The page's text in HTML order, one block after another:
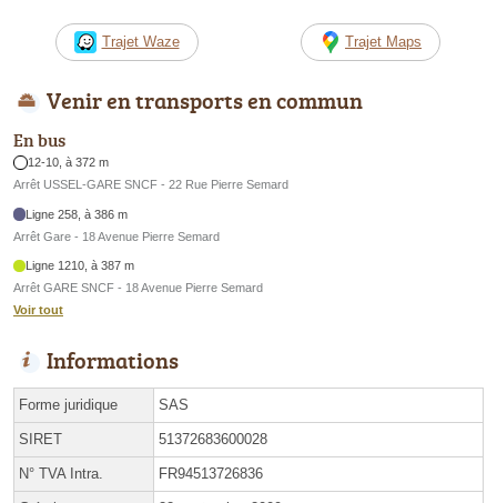
Trajet Waze Trajet Maps
Venir en transports en commun
En bus
12-10, à 372 m
Arrêt USSEL-GARE SNCF - 22 Rue Pierre Semard
Ligne 258, à 386 m
Arrêt Gare - 18 Avenue Pierre Semard
Ligne 1210, à 387 m
Arrêt GARE SNCF - 18 Avenue Pierre Semard
Voir tout
Informations
Forme juridique SAS
SIRET 51372683600028
N° TVA Intra. FR94513726836